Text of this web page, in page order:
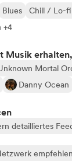
Blues Chill / Lo-fi
+4
Musik
Mortal
Danny Ocean
detailliertes
empfehlen